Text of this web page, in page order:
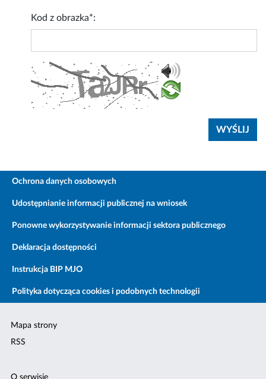
Kod z obrazka*:
Ochrona danych osobowych
Udostępnianie informacji publicznej na wniosek
Ponowne wykorzystywanie informacji sektora publicznego
Deklaracja dostępności
Instrukcja BIP MJO
Polityka dotycząca cookies i podobnych technologii
Mapa strony
RSS
O serwisie